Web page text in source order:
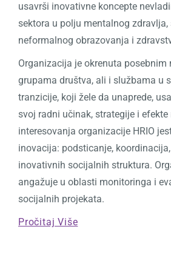
usavrši inovativne koncepte
sektora u polju mentalnog
neformalnog obrazovanja i
Organizacija je okrenuta
grupama društva, ali i službama u
tranzicije, koji žele da unaprede,
svoj radni učinak, strategije i efekte
interesovanja organizacije HRIO
inovacija: podsticanje,
inovativnih socijalnih struktura.
angažuje u oblasti monitoringa i
socijalnih projekata.
Pročitaj Više